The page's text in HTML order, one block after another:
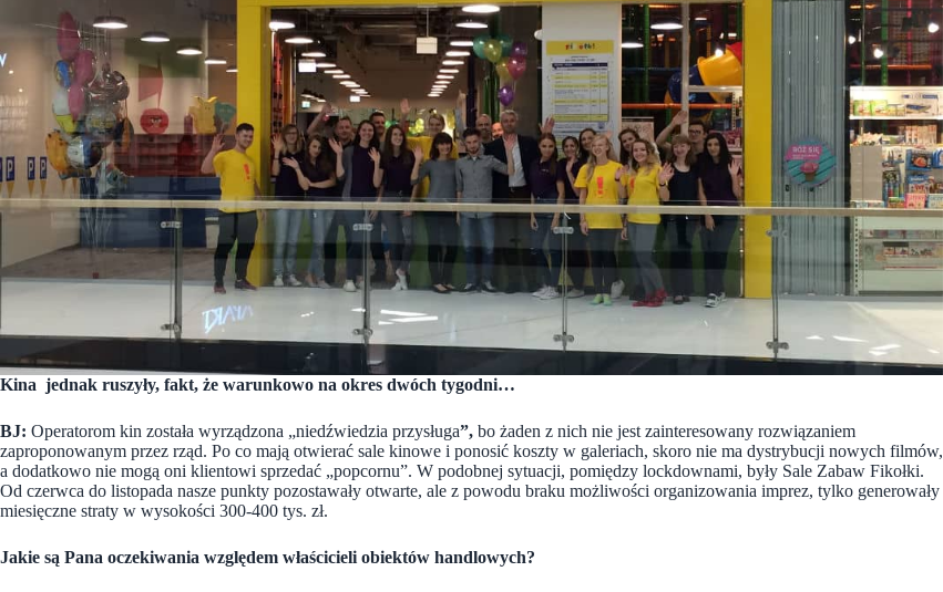
Kina jednak ruszyły, fakt, że warunkowo na okres dwóch tygodni…
BJ: Operatorom kin została wyrządzona „niedźwiedzia przysługa”, bo żaden z nich nie jest zainteresowany rozwiązaniem
zaproponowanym przez rząd. Po co mają otwierać sale kinowe i ponosić koszty w galeriach, skoro nie ma dystrybucji nowych filmów,
a dodatkowo nie mogą oni klientowi sprzedać „popcornu”. W podobnej sytuacji, pomiędzy lockdownami, były Sale Zabaw Fikołki.
Od czerwca do listopada nasze punkty pozostawały otwarte, ale z powodu braku możliwości organizowania imprez, tylko generowały
miesięczne straty w wysokości 300-400 tys. zł.
Jakie są Pana oczekiwania względem właścicieli obiektów handlowych?